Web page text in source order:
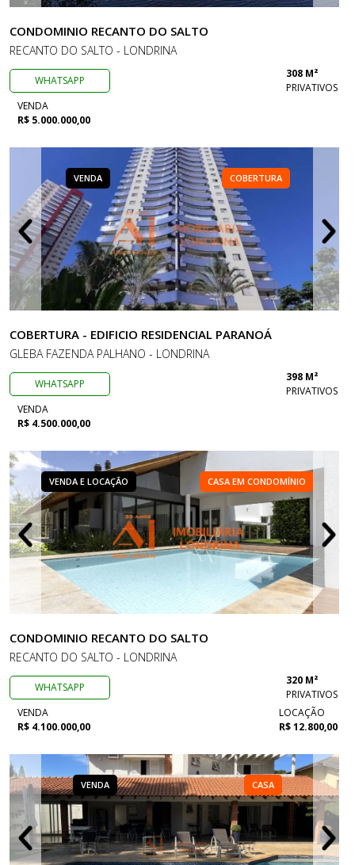
CONDOMINIO RECANTO DO SALTO
RECANTO DO SALTO - LONDRINA
WHATSAPP
308 M²
PRIVATIVOS
VENDA
R$ 5.000.000,00
VENDA COBERTURA
COBERTURA - EDIFICIO RESIDENCIAL PARANOÁ
GLEBA FAZENDA PALHANO - LONDRINA
WHATSAPP
398 M²
PRIVATIVOS
VENDA
R$ 4.500.000,00
VENDA E LOCAÇÃO CASA EM CONDOMÍNIO
CONDOMINIO RECANTO DO SALTO
RECANTO DO SALTO - LONDRINA
WHATSAPP
320 M²
PRIVATIVOS
VENDA
R$ 4.100.000,00
LOCAÇÃO
R$ 12.800,00
VENDA CASA